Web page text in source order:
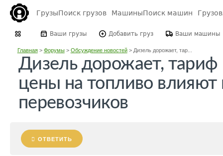
ГрузыПоиск грузов МашиныПоиск машин
Ваши грузы Добавить груз Ваши машины
Главная> Форумы> Обсуждение новостей> Дизель дорожает, тар...
Дизель дорожает, тариф
цены на топливо влияют
перевозчиков
ОТВЕТИТЬ